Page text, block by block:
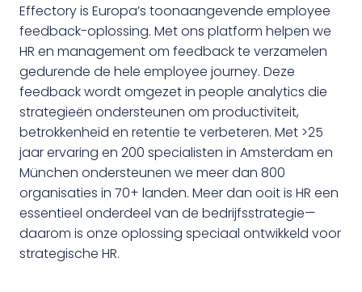
Effectory is Europa’s toonaangevende employee
feedback-oplossing. Met ons platform helpen we
HR en management om feedback te verzamelen
gedurende de hele employee journey. Deze
feedback wordt omgezet in people analytics die
strategieën ondersteunen om productiviteit,
betrokkenheid en retentie te verbeteren. Met >25
jaar ervaring en 200 specialisten in Amsterdam en
München ondersteunen we meer dan 800
organisaties in 70+ landen. Meer dan ooit is HR een
essentieel onderdeel van de bedrijfsstrategie—
daarom is onze oplossing speciaal ontwikkeld voor
strategische HR.